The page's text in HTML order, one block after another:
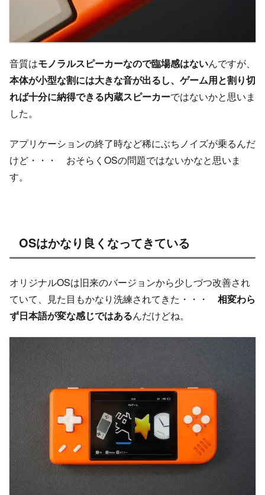
音質はモノラルスピーカーなので臨場感はないんですが、
本体が小型な割には大きな音が出るし、ゲーム用と割り切
れば十分に納得できる内蔵スピーカーではないかと思いま
した。
アプリケーションの終了時など稀にぶちノイズが乗るんだ
けど・・・ おそらくOSの問題ではないかなと思いま
す。
OSはかなり良くなってきている
オリジナルOSは旧来のバージョンから少しづつ改善され
ていて、見た目もかなり洗練されてきた・・・ 相変わら
ず日本語が変な感じではあるんだけどね。